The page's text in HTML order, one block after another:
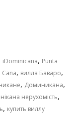
iDominicana, Punta
Cana, вилла Баваро,
, Доминикана,
нерухомість,
, купить виллу